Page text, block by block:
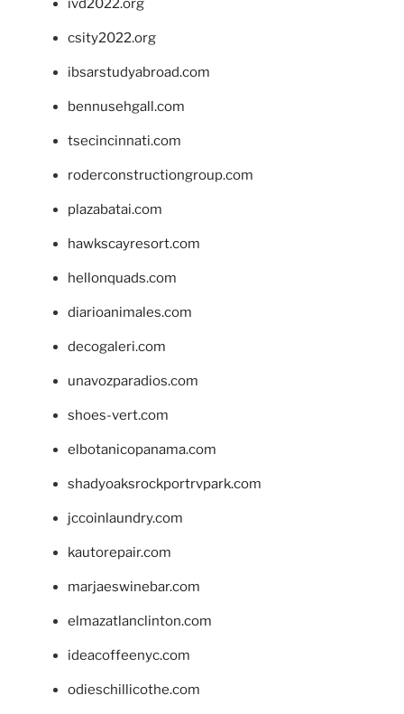
ivd2022.org
csity2022.org
ibsarstudyabroad.com
bennusehgall.com
tsecincinnati.com
roderconstructiongroup.com
plazabatai.com
hawkscayresort.com
hellonquads.com
diarioanimales.com
decogaleri.com
unavozparadios.com
shoes-vert.com
elbotanicopanama.com
shadyoaksrockportrvpark.com
jccoinlaundry.com
kautorepair.com
marjaeswinebar.com
elmazatlanclinton.com
ideacoffeenyc.com
odieschillicothe.com